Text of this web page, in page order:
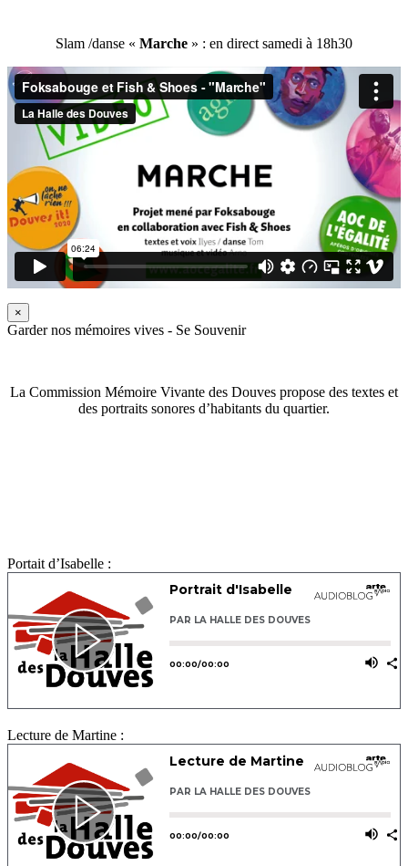
Slam /danse « Marche » : en direct samedi à 18h30
×
Garder nos mémoires vives - Se Souvenir
La Commission Mémoire Vivante des Douves propose des textes et
des portraits sonores d’habitants du quartier.
Portait d’Isabelle :
Lecture de Martine :